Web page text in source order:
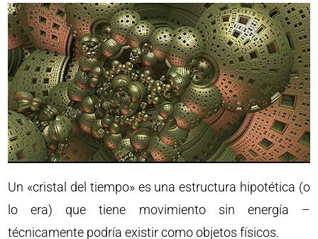
Un «cristal del tiempo» es una estructura hipotética (o
lo era) que tiene movimiento sin energía –
técnicamente podría existir como objetos físicos.